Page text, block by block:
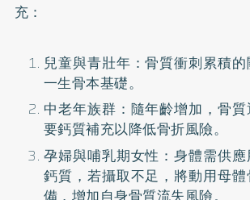
充：
兒童與青壯年：骨質衝刺累積
一生骨本基礎。
中老年族群：隨年齡增加，骨
要鈣質補充以降低骨折風險。
孕婦與哺乳期女性：身體需供
鈣質，若攝取不足，將動用母